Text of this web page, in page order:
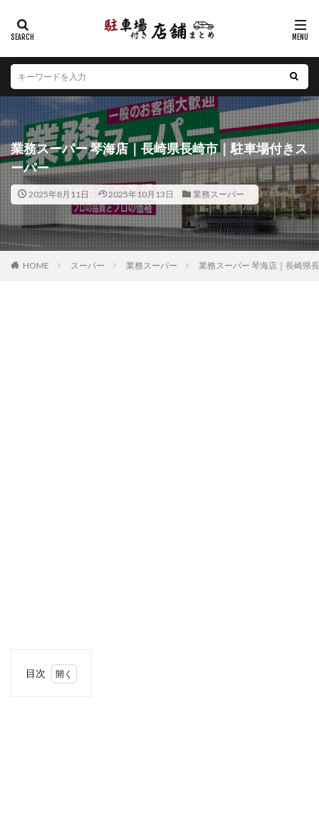
業務スーパー 琴海店｜長崎県長崎市｜駐車場付きス
ーパー
2025年8月11日 2025年10月13日 業務スーパー
HOME スーパー 業務スーパー 業務スーパー 琴海店｜長崎県
目次
カテゴリー
エリア
北海道 青森県 岩手県 宮城県
秋田県
山形県
福島県 茨城県 栃木県
群馬県
埼玉県
千葉県 東京都 神奈川県
新潟県
山梨県
長野県 富山県 石川県
福井県
岐阜県
静岡県 愛知県 三重県
滋賀県
京都府
大阪府 兵庫県 奈良県
和歌山県
鳥取県
島根県 岡山県 広島県
山口県
徳島県
香川県 愛媛県 高知県
福岡県
佐賀県
長崎県 熊本県 大分県
宮崎県